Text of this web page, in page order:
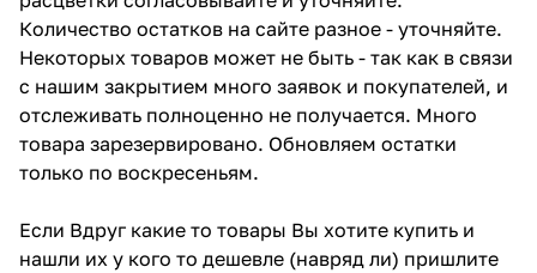
Количество остатков на сайте разное - уточняйте.
Некоторых товаров может не быть - так как в связи
с нашим закрытием много заявок и покупателей, и
отслеживать полноценно не получается. Много
товара зарезервировано. Обновляем остатки
только по воскресеньям.
Если Вдруг какие то товары Вы хотите купить и
нашли их у кого то дешевле (навряд ли) пришлите